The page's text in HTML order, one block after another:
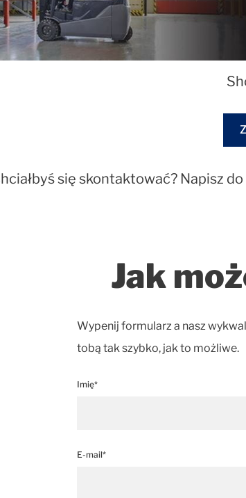
się skontaktować? Napisz
Jak
Wypenij formularz a nasz
tobą tak szybko, jak to możliwe.
Imię*
E-mail*